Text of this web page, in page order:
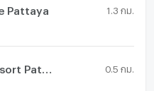
Pattaya 1.3 กม.
0.5 กม.